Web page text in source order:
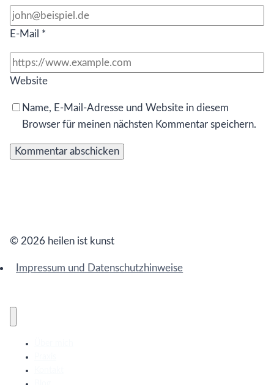
E-Mail *
Website
Name, E-Mail-Adresse und Website in diesem
Browser für meinen nächsten Kommentar speichern.
© 2026 heilen ist kunst
Impressum und Datenschutzhinweise